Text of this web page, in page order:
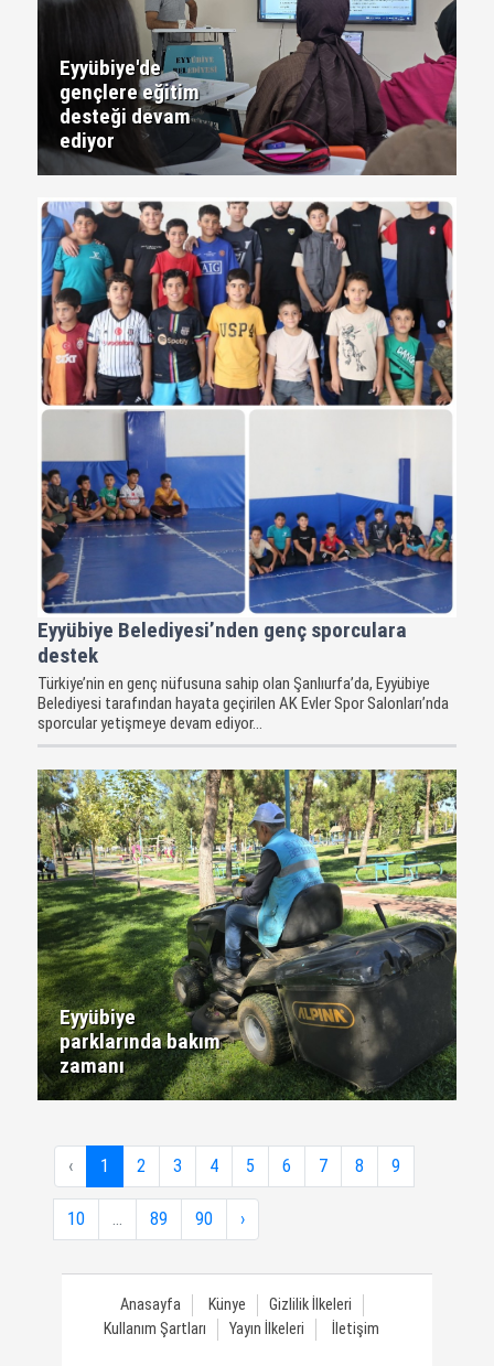
Eyyübiye'de
gençlere eğitim
desteği devam
ediyor
Eyyübiye Belediyesi’nden genç sporculara
destek
Türkiye’nin en genç nüfusuna sahip olan Şanlıurfa’da, Eyyübiye
Belediyesi tarafından hayata geçirilen AK Evler Spor Salonları’nda
sporcular yetişmeye devam ediyor...
Eyyübiye
parklarında bakım
zamanı
‹ 1 2 3 4 5 6 7 8 9
10 89 90 ›
Anasayfa Künye
Gizlilik İlkeleri
Kullanım Şartları
Yayın İlkeleri İletişim